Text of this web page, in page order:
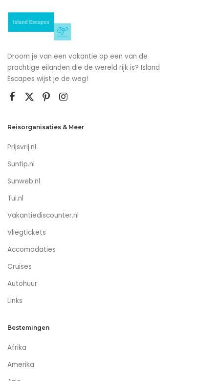
Droom je van een vakantie op een van de
prachtige eilanden die de wereld rijk is? Island
Escapes wijst je de weg!
Reisorganisaties & Meer
Prijsvrij.nl
Suntip.nl
Sunweb.nl
Tui.nl
Vakantiediscounter.nl
Vliegtickets
Accomodaties
Cruises
Autohuur
Links
Bestemingen
Afrika
Amerika